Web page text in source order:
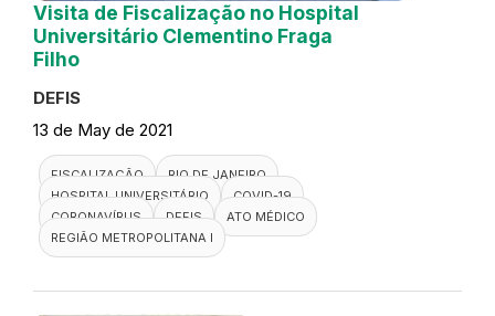
Visita de Fiscalização no Hospital
Universitário Clementino Fraga
Filho
DEFIS
13 de May de 2021
FISCALIZAÇÃO
RIO DE JANEIRO
HOSPITAL UNIVERSITÁRIO
COVID-19
CORONAVÍRUS
DEFIS
ATO MÉDICO
REGIÃO METROPOLITANA I